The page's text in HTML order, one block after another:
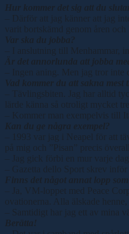
Hur kommer det sig att du
– Därför att jag känner att jag
varit bortskämd genom åren
Var ska du jobba?
– I anslutning till Menhammar,
Är det annorlunda att jobba
– Ingen aning. Men jag tror
Vad kommer du att sakna mest
– Tävlingsbiten. Jag har alltid
lärde känna så otroligt mycket
– Kommer man exempelvis till
Kan du ge några exempel?
– 1993 var jag i Neapel för att
på mig och ”Pisan” precis
– Jag gick förbi en mur varje
– Gazetta dello Sport skrev
Finns det något annat lopp
– Ja, VM-loppet med Peace
ovationerna. Alla älskade
– Samtidigt har jag ett av mina
Berätta!